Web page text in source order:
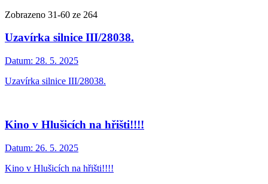
Zobrazeno 31-60 ze 264
Uzavírka silnice III/28038.
Datum: 28. 5. 2025
Uzavírka silnice III/28038.
Kino v Hlušicích na hřišti!!!!
Datum: 26. 5. 2025
Kino v Hlušicích na hřišti!!!!